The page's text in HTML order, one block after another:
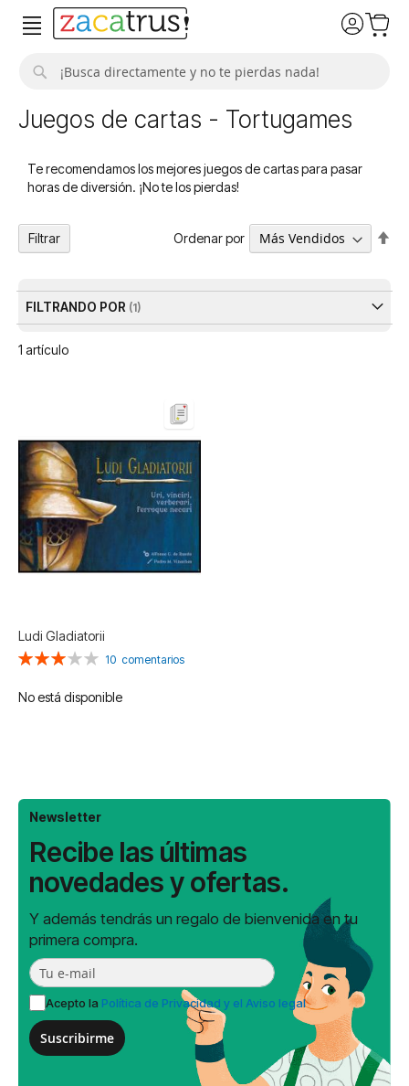
Juegos de cartas - Tortugames
Te recomendamos los mejores juegos de cartas para pasar
horas de diversión. ¡No te los pierdas!
1 artículo
Ordenar por
Ludi Gladiatorii
Valoración:
10 comentarios
No está disponible
Filtrar
FILTRANDO POR
Newsletter
Recibe las últimas
novedades y ofertas.
Y además tendrás un regalo de bienvenida en tu
primera compra.
Acepto la Política de Privacidad y el Aviso legal
Suscribirme